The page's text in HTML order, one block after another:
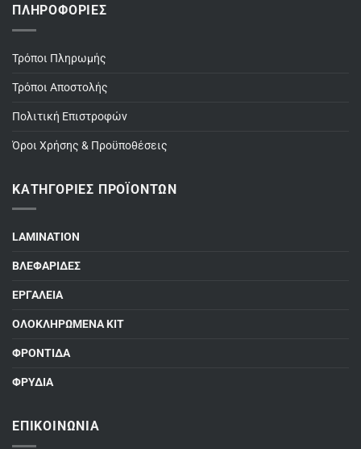
ΠΛΗΡΟΦΟΡΊΕΣ
Τρόποι Πληρωμής
Τρόποι Αποστολής
Πολιτική Επιστροφών
Όροι Χρήσης & Προϋποθέσεις
ΚΑΤΗΓΟΡΊΕΣ ΠΡΟΪΌΝΤΩΝ
LAMINATION
ΒΛΕΦΑΡΙΔΕΣ
ΕΡΓΑΛΕΙΑ
ΟΛΟΚΛΗΡΩΜΕΝΑ ΚΙΤ
ΦΡΟΝΤΙΔΑ
ΦΡΥΔΙΑ
ΕΠΙΚΟΙΝΩΝΊΑ